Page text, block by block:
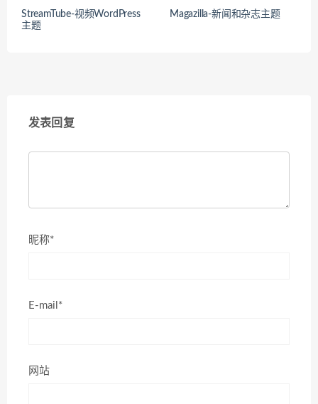
StreamTube-视频WordPress
主题
Magazilla-新闻和杂志主题
发表回复
昵称*
E-mail*
网站